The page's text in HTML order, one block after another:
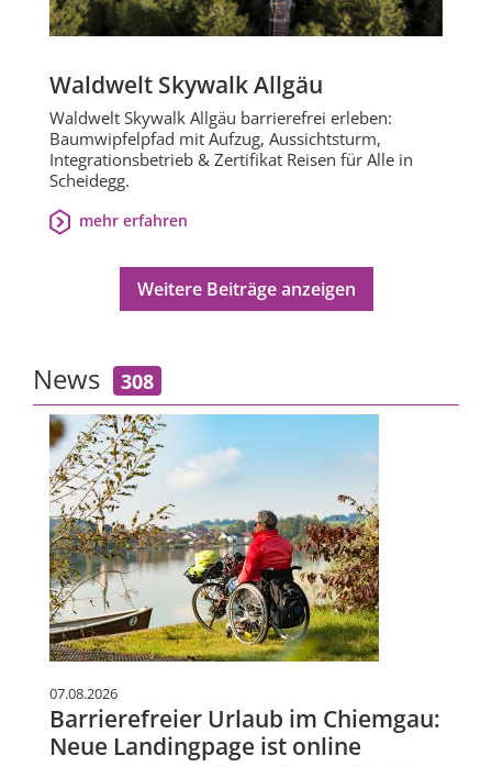
Waldwelt Skywalk Allgäu
Waldwelt Skywalk Allgäu barrierefrei erleben:
Baumwipfelpfad mit Aufzug, Aussichtsturm,
Integrationsbetrieb & Zertifikat Reisen für Alle in
Scheidegg.
mehr erfahren
Weitere Beiträge anzeigen
News 308
07.08.2026
Barrierefreier Urlaub im Chiemgau:
Neue Landingpage ist online